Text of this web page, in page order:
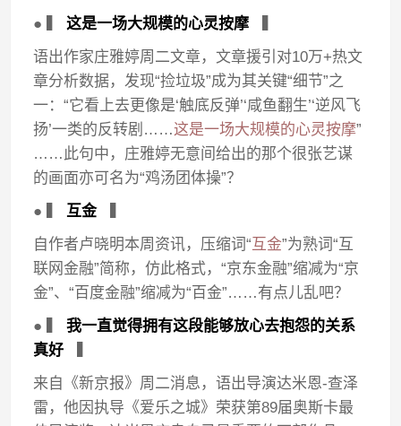
● ▍这是一场大规模的心灵按摩
语出作家庄雅婷周二文章，文章援引对10万+热文
章分析数据，发现“捡垃圾”成为其关键“细节”之
一：“它看上去更像是‘触底反弹’‘咸鱼翻生’‘逆风飞
扬’一类的反转剧……这是一场大规模的心灵按摩”
……此句中，庄雅婷无意间给出的那个很张艺谋
的画面亦可名为“鸡汤团体操”？
● ▍互金▍
自作者卢晓明本周资讯，压缩词“互金”为熟词“互
联网金融”简称，仿此格式，“京东金融”缩减为“京
金”、“百度金融”缩减为“百金”……有点儿乱吧？
● ▍我一直觉得拥有这段能够放心去抱怨的关系
真好
来自《新京报》周二消息，语出导演达米恩-查泽
雷，他因执导《爱乐之城》荣获第89届奥斯卡最